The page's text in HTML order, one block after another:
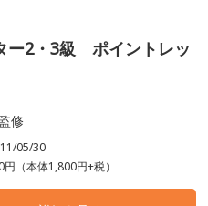
ー2・3級 ポイントレッ
修
05/30
円（本体1,800円+税）